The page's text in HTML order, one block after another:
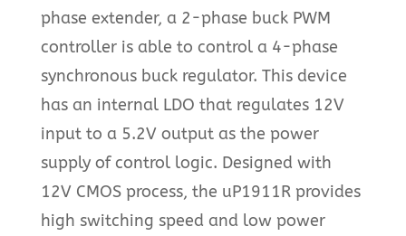
phase extender, a 2-phase buck PWM
controller is able to control a 4-phase
synchronous buck regulator. This device
has an internal LDO that regulates 12V
input to a 5.2V output as the power
supply of control logic. Designed with
12V CMOS process, the uP1911R provides
high switching speed and low power